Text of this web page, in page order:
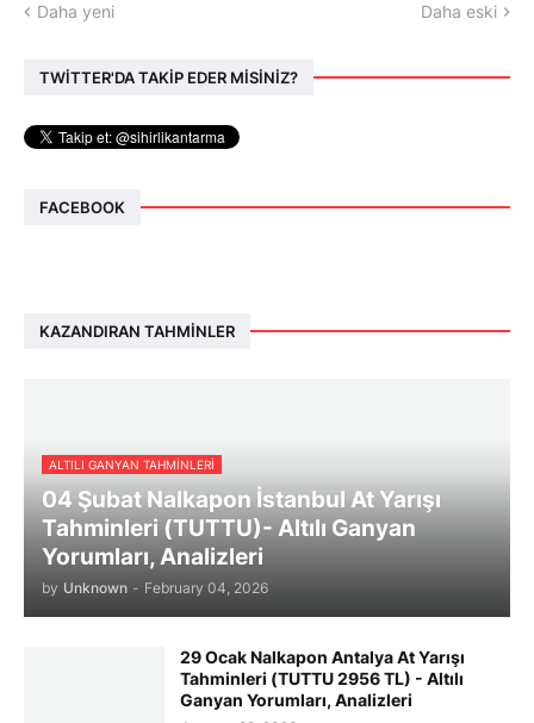
Daha yeni Daha eski
TWİTTER'DA TAKİP EDER MİSİNİZ?
FACEBOOK
KAZANDIRAN TAHMINLER
ALTILI GANYAN TAHMINLERI
04 Şubat Nalkapon İstanbul At Yarışı
Tahminleri (TUTTU)- Altılı Ganyan
Yorumları, Analizleri
by Unknown - February 04, 2026
29 Ocak Nalkapon Antalya At Yarışı
Tahminleri (TUTTU 2956 TL) - Altılı
Ganyan Yorumları, Analizleri